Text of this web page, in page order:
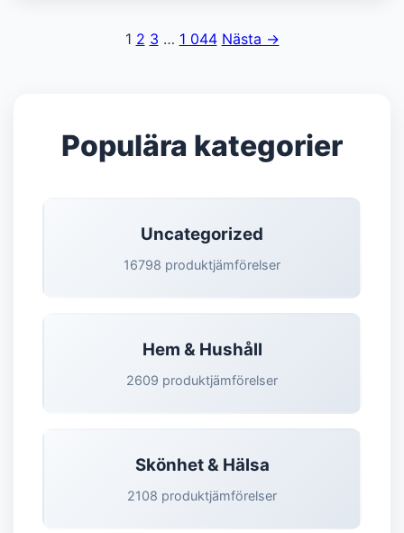
Sidnumrering
1 2 3 … 1 044 Nästa →
Populära kategorier
Uncategorized
16798 produktjämförelser
Hem & Hushåll
2609 produktjämförelser
Skönhet & Hälsa
2108 produktjämförelser